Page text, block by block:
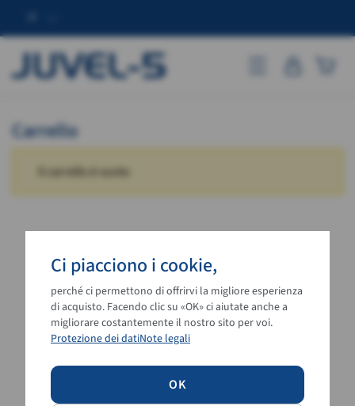
Go to mobile
Carrello
Il carrello è vuoto
Ci piacciono i cookie,
perché ci permettono di offrirvi la migliore esperienza
di acquisto. Facendo clic su «OK» ci aiutate anche a
migliorare costantemente il nostro sito per voi.
Protezione dei datiNote legali
OK